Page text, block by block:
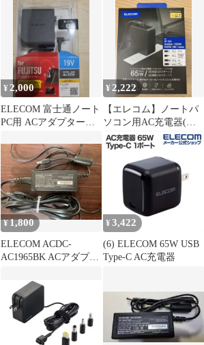
¥ 2,000
ELECOM 富士通ノート
PC用 ACアダプター
¥ 2,222
【エレコム】ノートパ
ソコン用AC充電器(変
換Tip4種付属)
¥1,800
ELECOM ACDC-
AC1965BK ACアダプタ
¥ 3,422
(6) ELECOM 65W USB
Type-C AC充電器